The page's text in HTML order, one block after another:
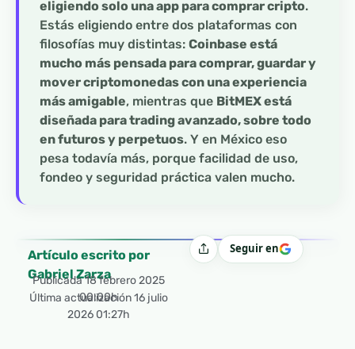
eligiendo solo una app para comprar cripto.
Estás eligiendo entre dos plataformas con
filosofías muy distintas: Coinbase está
mucho más pensada para comprar, guardar y
mover criptomonedas con una experiencia
más amigable, mientras que BitMEX está
diseñada para trading avanzado, sobre todo
en futuros y perpetuos. Y en México eso
pesa todavía más, porque facilidad de uso,
fondeo y seguridad práctica valen mucho.
Artículo escrito por
Gabriel Zarza
Publicada18 febrero 2025
00:00h
Última actualización 16 julio
2026 01:27h
CompartirSeguir en